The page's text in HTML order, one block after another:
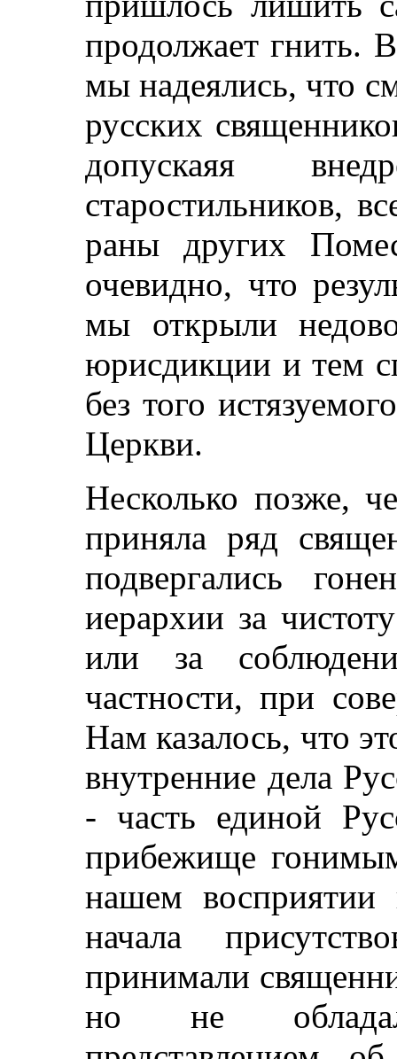
продолжает гнить.
мы надеялись, что
русских
допускаяя
старостильников,
раны других
очевидно, что
мы открыли
юрисдикции и тем
без того
Церкви.
Несколько позже,
приняла ряд
подвергались
иерархии за
или за
частности, при
Нам казалось, что
внутренние дела
- часть единой
прибежище
нашем
начала
принимали
но не